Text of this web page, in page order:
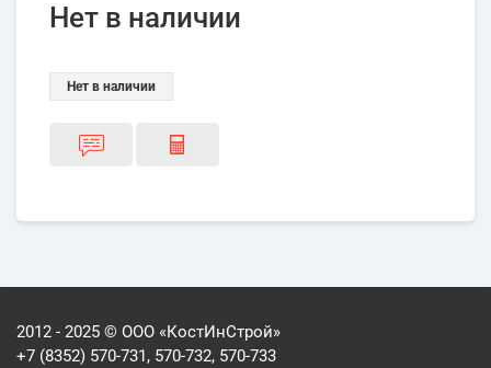
Нет в наличии
Нет в наличии
2012 - 2025 © ООО «КостИнСтрой»
+7 (8352) 570-731, 570-732, 570-733